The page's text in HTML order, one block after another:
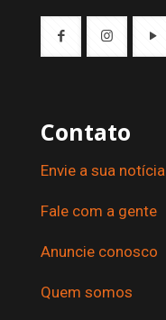
Contato
Envie a sua notícia
Fale com a gente
Anuncie conosco
Quem somos